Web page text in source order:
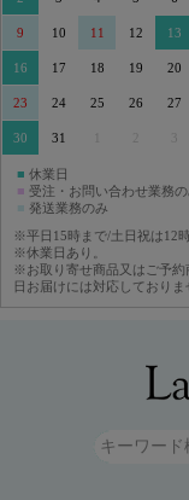
9 10 11 12 13
16 17 18 19 20
23 24 25 26 27
30 31 3
■ 休業日
■ 受注・お問い合わせ業務の
■ 発送業務のみ
※平日15時まで/土日祝は12
※休業日あり。
※お取り寄せ商品又はご予約
日お届けには対応しておりま